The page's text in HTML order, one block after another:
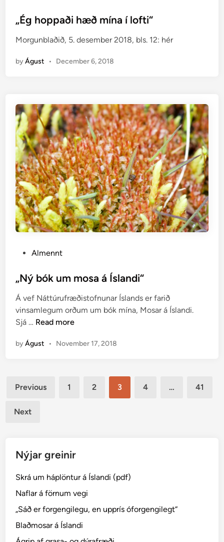
e
i
„Ég hoppaði hæð mína í lofti“
Morgunblaðið, 5. desember 2018, bls. 12: hér
byÁgust • December 6, 2018
e
d
i
Almennt
„Ný bók um mosa á Íslandi“
Á vef Náttúrufræðistofnunar Íslands er farið
vinsamlegum orðum um bók mína, Mosar á Íslandi.
Sjá … „
ý
a
Í
s
a
n
d
Read more
byÁgust • November 17, 2018
Posts
Previous 1 2 3 4 … 41
Next
Nýjar greinir
Skrá um háplöntur á Íslandi (pdf)
Naflar á förnum vegi
„Sáð er forgengilegu, en upprís óforgengilegt“
Blaðmosar á Íslandi